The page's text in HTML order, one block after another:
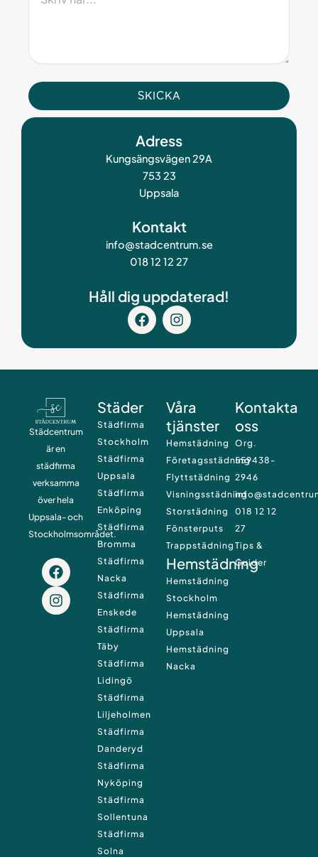
SKICKA
Adress
Kungsängsvägen 29A
753 23
Uppsala
Kontakt
info@stadcentrum.se
018 12 12 27
Håll dig uppdaterad!
F
a
b
k
I
n
a
r
a
m
Städcentrum
är en
städfirma
verksamma
över hela
Uppsala- och
Stockholmsområdet.
F
a
c
e
I
n
s
t
Städer
Städfirma
Stockholm
Städfirma
Uppsala
Städfirma
Enköping
Städfirma
Bromma
Städfirma
Nacka
Städfirma
Enskede
Städfirma
Täby
Städfirma
Lidingö
Städfirma
Liljeholmen
Städfirma
Danderyd
Städfirma
Nyköping
Städfirma
Sollentuna
Städfirma
Solna
Våra
tjänster
Hemstädning
Företagsstädning
Flyttstädning
Visningsstädning
Storstädning
Fönsterputs
Trappstädning
Hemstädning
Hemstädning
Stockholm
Hemstädning
Uppsala
Hemstädning
Nacka
Kontakta
oss
Org.
559438-
2946
018 12 12
27
Tips &
Guider